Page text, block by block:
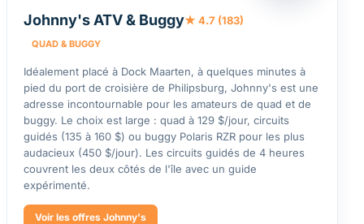
Johnny's ATV & Buggy★ 4.7 (183)
QUAD & BUGGY
Idéalement placé à Dock Maarten, à quelques minutes à
pied du port de croisière de Philipsburg, Johnny's est une
adresse incontournable pour les amateurs de quad et de
buggy. Le choix est large : quad à 129 $/jour, circuits
guidés (135 à 160 $) ou buggy Polaris RZR pour les plus
audacieux (450 $/jour). Les circuits guidés de 4 heures
couvrent les deux côtés de l'île avec un guide
expérimenté.
Voir les offres Johnny's